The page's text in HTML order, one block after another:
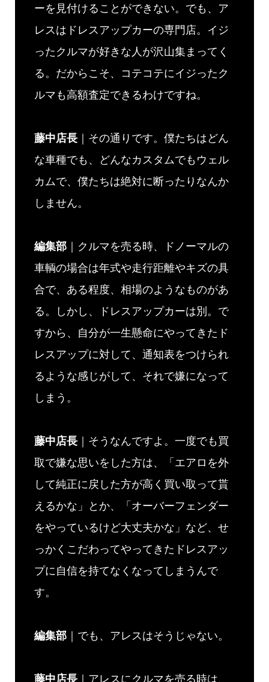
ーを見付けることができない。でも、ア
レスはドレスアップカーの専門店。イジ
ったクルマが好きな人が沢山集まってく
る。だからこそ、コテコテにイジったク
ルマも高額査定できるわけですね。
藤中店長｜その通りです。僕たちはどん
な車種でも、どんなカスタムでもウェル
カムで、僕たちは絶対に断ったりなんか
しません。
編集部｜クルマを売る時、ドノーマルの
車輌の場合は年式や走行距離やキズの具
合で、ある程度、相場のようなものがあ
る。しかし、ドレスアップカーは別。で
すから、自分が一生懸命にやってきたド
レスアップに対して、通知表をつけられ
るような感じがして、それで嫌になって
しまう。
藤中店長｜そうなんですよ。一度でも買
取で嫌な思いをした方は、「エアロを外
して純正に戻した方が高く買い取って貰
えるかな」とか、「オーバーフェンダー
をやっているけど大丈夫かな」など、せ
っかくこだわってやってきたドレスアッ
プに自信を持てなくなってしまうんで
す。
編集部｜でも、アレスはそうじゃない。
藤中店長｜アレスにクルマを売る時は、